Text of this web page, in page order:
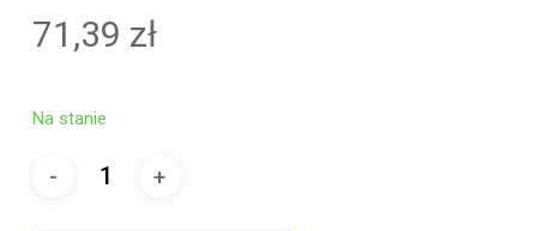
71,39 zł
Na stanie